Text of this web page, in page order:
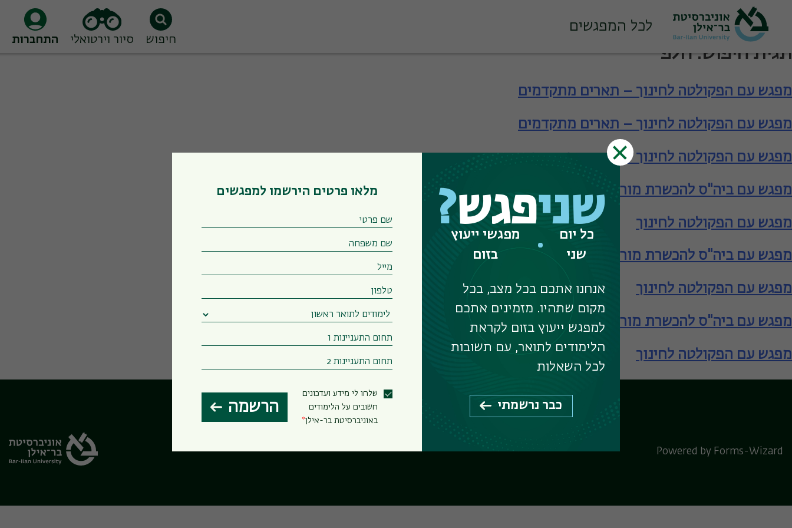
to
לכל המפגשים
חיפוש סיור וירטואלי התחברות
תגית חיפוש: חלפ
מפגש עם הפקולטה לחינוך – תארים מתקדמים
מפגש עם הפקולטה לחינוך – תארים מתקדמים
מפגש עם הפקולטה לחינוך – תארים מתקדמים
מפגש עם ביה"ס להכשרת מורים – תעודת הוראה
מפגש עם הפקולטה לחינוך
מפגש עם ביה"ס להכשרת מורים – תעודת הוראה
מפגש עם הפקולטה לחינוך
מפגש עם ביה"ס להכשרת מורים – תעודת הוראה
מפגש עם הפקולטה לחינוך
לוח המפגשים המרכזי הבחירות שלי
Powered by Forms-Wizard
שניפגש?
כל יום
שני
מפגשי ייעוץ
בזום
אנחנו אתכם בכל מצב, בכל
מקום שתהיו. מזמינים אתכם
למפגש ייעוץ בזום לקראת
הלימודים לתואר, עם תשובות
לכל השאלות
כבר נרשמתי
מלאו פרטים הירשמו למפגשים
שלחו לי מידע ועדכונים
חשובים על הלימודים
באוניברסיטת בר-אילן
הרשמה